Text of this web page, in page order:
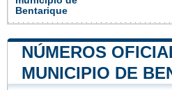
Bentarique
NÚMEROS
MUNICIPIO DE